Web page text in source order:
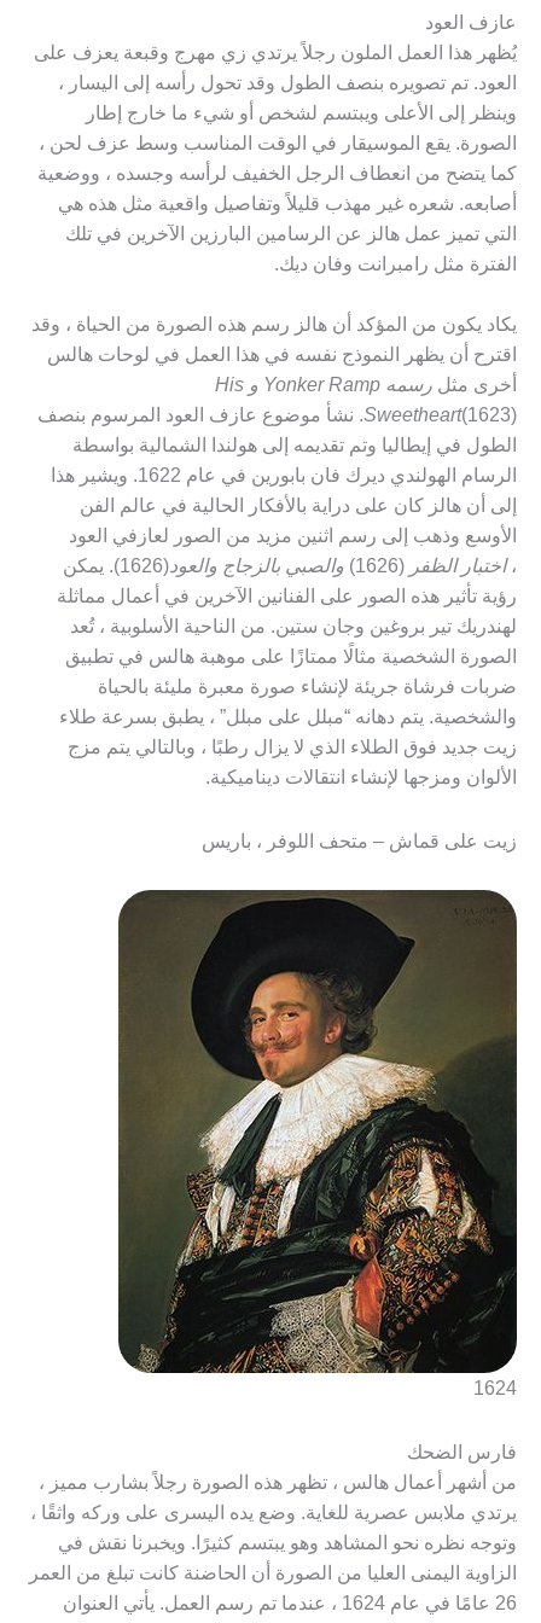
عازف العود
يُظهر هذا العمل الملون رجلاً يرتدي زي مهرج وقبعة يعزف على
العود. تم تصويره بنصف الطول وقد تحول رأسه إلى اليسار ،
وينظر إلى الأعلى ويبتسم لشخص أو شيء ما خارج إطار
الصورة. يقع الموسيقار في الوقت المناسب وسط عزف لحن ،
كما يتضح من انعطاف الرجل الخفيف لرأسه وجسده ، ووضعية
أصابعه. شعره غير مهذب قليلاً وتفاصيل واقعية مثل هذه هي
التي تميز عمل هالز عن الرسامين البارزين الآخرين في تلك
الفترة مثل رامبرانت وفان ديك.
يكاد يكون من المؤكد أن هالز رسم هذه الصورة من الحياة ، وقد
اقترح أن يظهر النموذج نفسه في هذا العمل في لوحات هالس
أخرى مثل
رسمه Yonker Ramp و His
Sweetheart(1623). نشأ موضوع عازف العود المرسوم بنصف
الطول في إيطاليا وتم تقديمه إلى هولندا الشمالية بواسطة
الرسام الهولندي ديرك فان بابورين في عام 1622. ويشير هذا
إلى أن هالز كان على دراية بالأفكار الحالية في عالم الفن
الأوسع وذهب إلى رسم اثنين مزيد من الصور لعازفي العود
،اختبار الظفر (1626) والصبي بالزجاج والعود
(1626). يمكن
رؤية تأثير هذه الصور على الفنانين الآخرين في أعمال مماثلة
لهندريك تير بروغين وجان ستين. من الناحية الأسلوبية ، تُعد
الصورة الشخصية مثالًا ممتازًا على موهبة هالس في تطبيق
ضربات فرشاة جريئة لإنشاء صورة معبرة مليئة بالحياة
والشخصية. يتم دهانه “مبلل على مبلل” ، يطبق بسرعة طلاء
زيت جديد فوق الطلاء الذي لا يزال رطبًا ، وبالتالي يتم مزج
الألوان ومزجها لإنشاء انتقالات ديناميكية.
زيت على قماش – متحف اللوفر ، باريس
1624
فارس الضحك
من أشهر أعمال هالس ، تظهر هذه الصورة رجلاً بشارب مميز ،
يرتدي ملابس عصرية للغاية. وضع يده اليسرى على وركه واثقًا ،
وتوجه نظره نحو المشاهد وهو يبتسم كثيرًا. ويخبرنا نقش في
الزاوية اليمنى العليا من الصورة أن الحاضنة كانت تبلغ من العمر
26 عامًا في عام 1624 ، عندما تم رسم العمل. يأتي العنوان